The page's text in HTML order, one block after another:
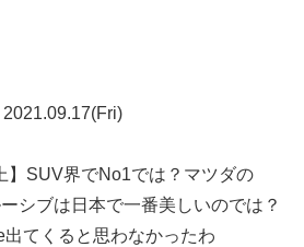
2021.09.17(Fri)
】SUV界でNo1では？マツダの
シブは日本で一番美しいのでは？
てくると思わなかったわ